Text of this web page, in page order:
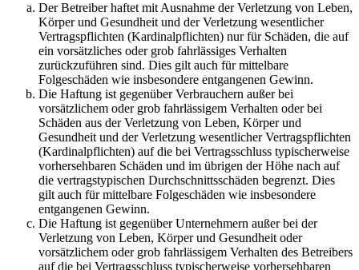
Der Betreiber haftet mit Ausnahme der Verletzung von Leben,
Körper und Gesundheit und der Verletzung wesentlicher
Vertragspflichten (Kardinalpflichten) nur für Schäden, die auf
ein vorsätzliches oder grob fahrlässiges Verhalten
zurückzuführen sind. Dies gilt auch für mittelbare
Folgeschäden wie insbesondere entgangenen Gewinn.
Die Haftung ist gegenüber Verbrauchern außer bei
vorsätzlichem oder grob fahrlässigem Verhalten oder bei
Schäden aus der Verletzung von Leben, Körper und
Gesundheit und der Verletzung wesentlicher Vertragspflichten
(Kardinalpflichten) auf die bei Vertragsschluss typischerweise
vorhersehbaren Schäden und im übrigen der Höhe nach auf
die vertragstypischen Durchschnittsschäden begrenzt. Dies
gilt auch für mittelbare Folgeschäden wie insbesondere
entgangenen Gewinn.
Die Haftung ist gegenüber Unternehmern außer bei der
Verletzung von Leben, Körper und Gesundheit oder
vorsätzlichem oder grob fahrlässigem Verhalten des Betreibers
auf die bei Vertragsschluss typischerweise vorhersehbaren